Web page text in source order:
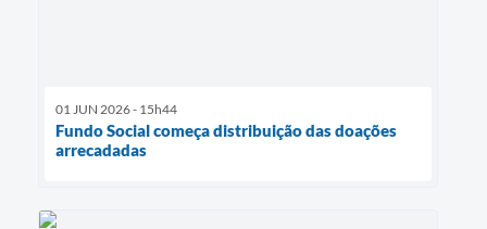
01 JUN 2026 - 15h44
Fundo Social começa distribuição das doações
arrecadadas